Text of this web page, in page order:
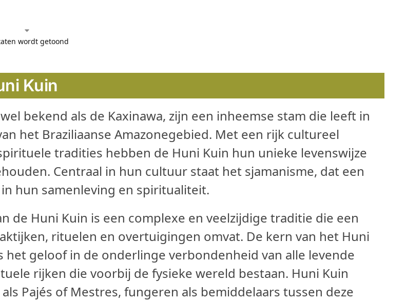
wordt getoond
Kuin
bekend als de Kaxinawa, zijn een inheemse stam die leeft in
het Braziliaanse Amazonegebied. Met een rijk cultureel
tradities hebben de Huni Kuin hun unieke levenswijze
Centraal in hun cultuur staat het sjamanisme, dat een
hun samenleving en spiritualiteit.
de Huni Kuin is een complexe en veelzijdige traditie die een
rituelen en overtuigingen omvat. De kern van het Huni
het geloof in de onderlinge verbondenheid van alle levende
rijken die voorbij de fysieke wereld bestaan. Huni Kuin
Pajés of Mestres, fungeren als bemiddelaars tussen deze